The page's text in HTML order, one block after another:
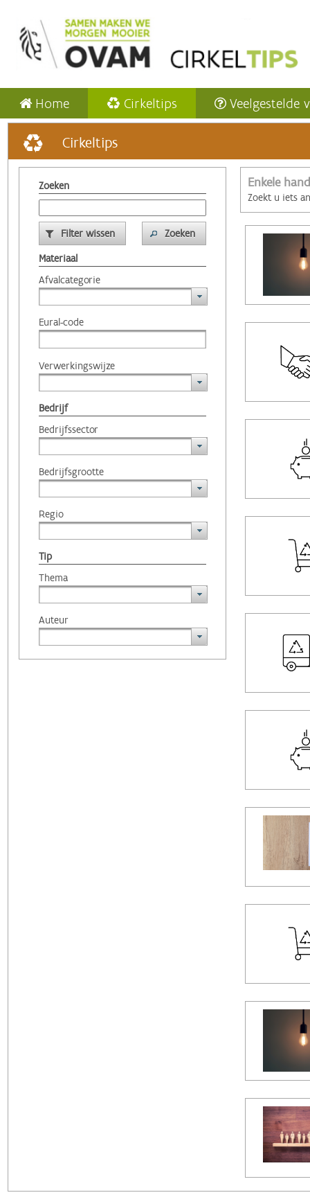
Home Cirkeltips Veelgestelde
Cirkeltips
Zoeken
Filter wissen
Zoeken
Materiaal
Afvalcategorie
Eural-code
Verwerkingswijze
Bedrijf
Bedrijfssector
Bedrijfsgrootte
Regio
Tip
Thema
Auteur
Enkele
Zoekt u iets